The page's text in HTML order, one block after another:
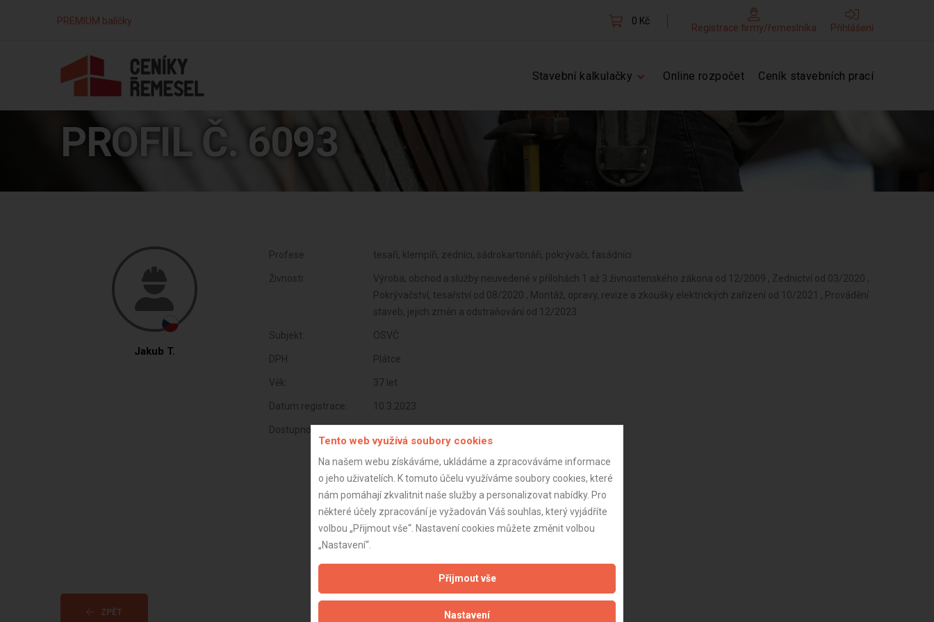
PREMIUM balíčky 0 Kč
Registrace firmy/řemeslníka Přihlášení
Stavební kalkulačky Online rozpočet Ceník stavebních prací
PROFIL Č. 6093
Jakub T.
Profese: tesaři, klempíři, zedníci, sádrokartonáři, pokrývači, fasádníci
Živnosti:
Výroba, obchod a služby neuvedené v přílohách 1 až 3 živnostenského zákona od 12/2009 , Zednictví od 03/2020 ,
Pokrývačství, tesařství od 08/2020 , Montáž, opravy, revize a zkoušky elektrických zařízení od 10/2021 , Provádění
staveb, jejich změn a odstraňování od 12/2023
Subjekt: OSVČ
DPH: Plátce
Věk: 37 let
Datum registrace: 10.3.2023
Dostupnost:
ZPĚT Aktualizováno z portálu ARES dne 29.12.2023 13:30:10
Tento web využívá soubory cookies
Na našem webu získáváme, ukládáme a zpracováváme informace
o jeho uživatelích. K tomuto účelu využíváme soubory cookies, které
nám pomáhají zkvalitnit naše služby a personalizovat nabídky. Pro
některé účely zpracování je vyžadován Váš souhlas, který vyjádříte
volbou „Přijmout vše“. Nastavení cookies můžete změnit volbou
„Nastavení“.
Přijmout vše
Nastavení